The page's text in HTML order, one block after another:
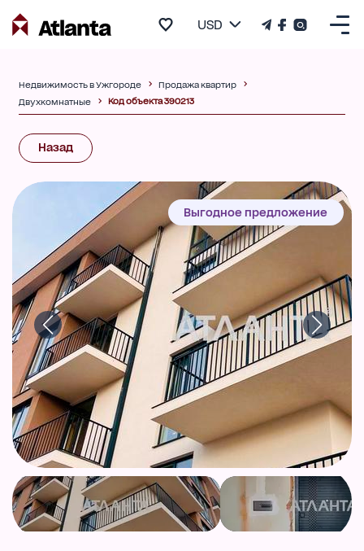
USD
Недвижимость в Ужгороде
Продажа квартир
Двухкомнатные
Код объекта 390213
Назад
Выгодное предложение